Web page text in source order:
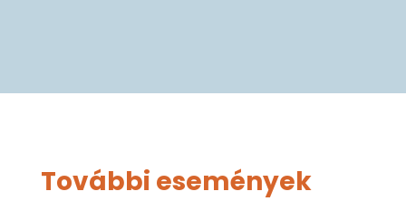
További események